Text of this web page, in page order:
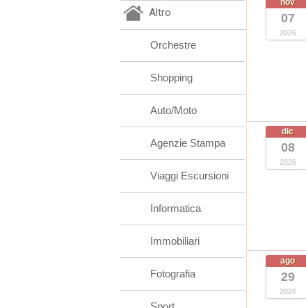
nov
07
2026
dic
08
2026
ago
29
2026
Altro
Orchestre
Shopping
Auto/Moto
Agenzie Stampa
Viaggi Escursioni
Informatica
Immobiliari
Fotografia